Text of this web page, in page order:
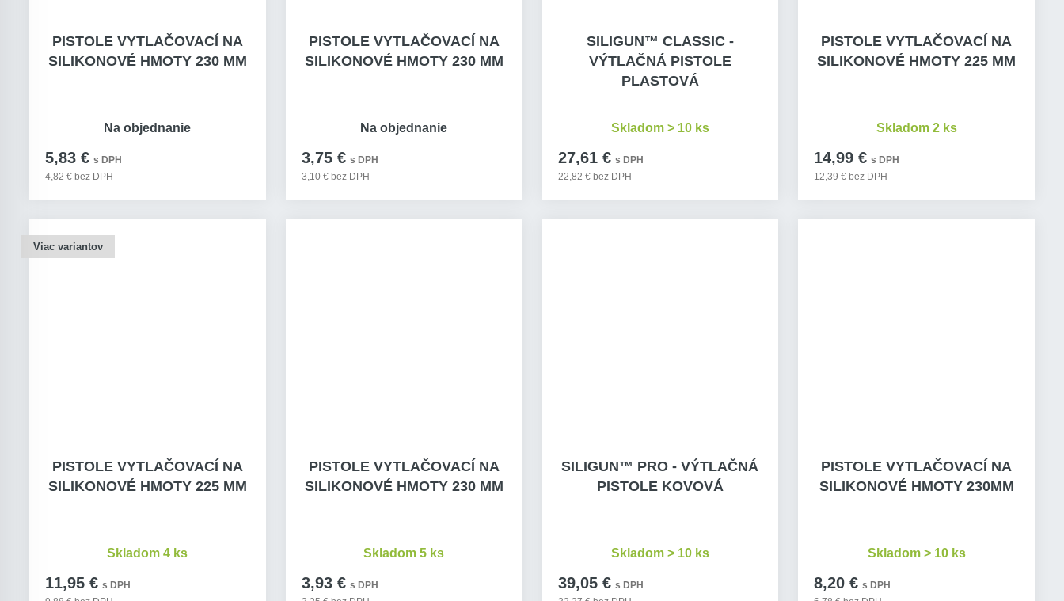
PISTOLE VYTLAČOVACÍ NA
SILIKONOVÉ HMOTY 230 MM
5,83 € s DPH
4,82 € bez DPH
Na objednanie
PISTOLE VYTLAČOVACÍ NA
SILIKONOVÉ HMOTY 230 MM
3,75 € s DPH
3,10 € bez DPH
Na objednanie
SILIGUN™ CLASSIC -
VÝTLAČNÁ PISTOLE
PLASTOVÁ
27,61 € s DPH
22,82 € bez DPH
Skladom > 10 ks
PISTOLE VYTLAČOVACÍ NA
SILIKONOVÉ HMOTY 225 MM
14,99 € s DPH
12,39 € bez DPH
Skladom 2 ks
Viac variantov
PISTOLE VYTLAČOVACÍ NA
SILIKONOVÉ HMOTY 225 MM
11,95 € s DPH
Skladom 4 ks
PISTOLE VYTLAČOVACÍ NA
SILIKONOVÉ HMOTY 230 MM
3,93 € s DPH
Skladom 5 ks
SILIGUN™ PRO - VÝTLAČNÁ
PISTOLE KOVOVÁ
39,05 € s DPH
Skladom > 10 ks
PISTOLE VYTLAČOVACÍ NA
SILIKONOVÉ HMOTY 230MM
8,20 € s DPH
Skladom > 10 ks